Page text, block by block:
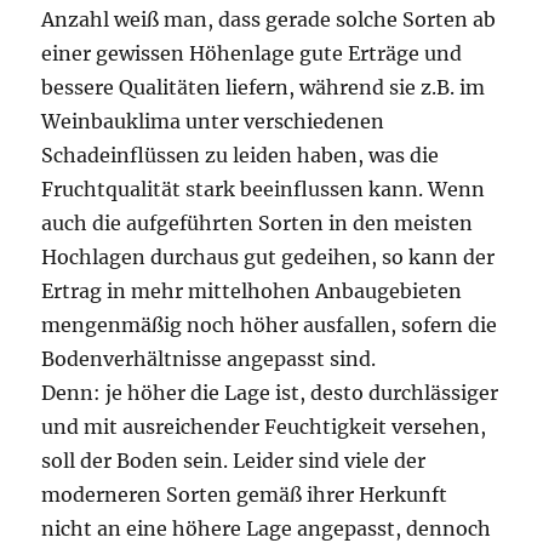
Anzahl weiß man, dass gerade solche Sorten ab
einer gewissen Höhenlage gute Erträge und
bessere Qualitäten liefern, während sie z.B. im
Weinbauklima unter verschiedenen
Schadeinflüssen zu leiden haben, was die
Fruchtqualität stark beeinflussen kann. Wenn
auch die aufgeführten Sorten in den meisten
Hochlagen durchaus gut gedeihen, so kann der
Ertrag in mehr mittelhohen Anbaugebieten
mengenmäßig noch höher ausfallen, sofern die
Bodenverhältnisse angepasst sind.
Denn: je höher die Lage ist, desto durchlässiger
und mit ausreichender Feuchtigkeit versehen,
soll der Boden sein. Leider sind viele der
moderneren Sorten gemäß ihrer Herkunft
nicht an eine höhere Lage angepasst, dennoch